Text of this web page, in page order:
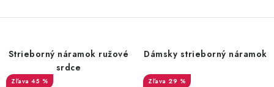
Strieborný náramok ružové
srdce
45 %
Dámsky strieborný náramok
29 %